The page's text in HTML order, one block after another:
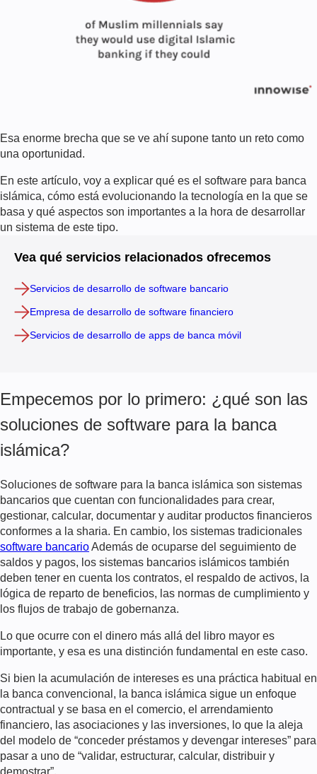
Esa enorme brecha que se ve ahí supone tanto un reto como
una oportunidad.
En este artículo, voy a explicar qué es el software para banca
islámica, cómo está evolucionando la tecnología en la que se
basa y qué aspectos son importantes a la hora de desarrollar
un sistema de este tipo.
Vea qué servicios relacionados ofrecemos
Servicios de desarrollo de software bancario
Empresa de desarrollo de software financiero
Servicios de desarrollo de apps de banca móvil
Empecemos por lo primero: ¿qué son las
soluciones de software para la banca
islámica?
Soluciones de software para la banca islámica son sistemas
bancarios que cuentan con funcionalidades para crear,
gestionar, calcular, documentar y auditar productos financieros
conformes a la sharia. En cambio, los sistemas tradicionales
software bancarioAdemás de ocuparse del seguimiento de
saldos y pagos, los sistemas bancarios islámicos también
deben tener en cuenta los contratos, el respaldo de activos, la
lógica de reparto de beneficios, las normas de cumplimiento y
los flujos de trabajo de gobernanza.
Lo que ocurre con el dinero más allá del libro mayor es
importante, y esa es una distinción fundamental en este caso.
Si bien la acumulación de intereses es una práctica habitual en
la banca convencional, la banca islámica sigue un enfoque
contractual y se basa en el comercio, el arrendamiento
financiero, las asociaciones y las inversiones, lo que la aleja
del modelo de “conceder préstamos y devengar intereses” para
pasar a uno de “validar, estructurar, calcular, distribuir y
demostrar”.